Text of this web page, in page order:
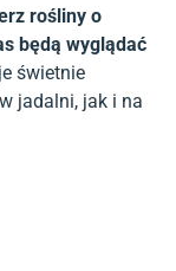
rośliny o
będą wyglądać
świetnie
jadalni, jak i na